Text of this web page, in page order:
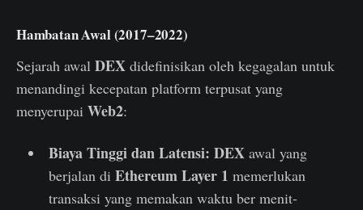
Hambatan Awal (2017–2022)
Sejarah awal DEX didefinisikan oleh kegagalan untuk
menandingi kecepatan platform terpusat yang
menyerupai Web2:
Biaya Tinggi dan Latensi: DEXawal yang
berjalan di Ethereum Layer 1 memerlukan
transaksi yang memakan waktu ber menit-